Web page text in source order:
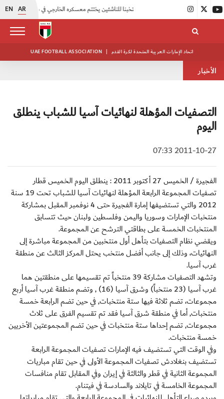
EN AR
اتحاد الكرة يُنظم ورشة عمل للمراقبين المعتمدين
UAE FOOTBALL ASSOCIATION | اتحاد الإمارات العربية المتحدة لكرة القدم
الأخبار
التصفيات المؤهلة لنهائيات آسيا للشباب ينطلق
اليوم
2011-10-27 07:33
الفجيرة / الخميس 27 أكتوبر 2011 : ينطلق اليوم الخميس قطار
تصفيات المجموعة الرابعة المؤهلة لنهائيات آسيا للشباب تحت 19 سنة
2012 والتي تستضيفها إمارة الفجيرة حتى 4 نوفمبر المقبل بمشاركة
منتخبات الإمارات وسوريا واليمن وفلسطين ولبنان حيث تتسابق
المنتخبات الخمسة على بطاقتي الترشح عن المجموعة.
ويقضي نظام التصفيات بتأهل أول منتخبين من المجموعة مباشرة إلى
النهائيات، وذلك إلى جانب أفضل منتخب يحتل المركز الثالث عن منطقة
غرب آسيا.
وتشهد التصفيات مشاركة 39 منتخباً تم تقسيمها على منطقتين هما
غرب آسيا (23 منتخباً) وشرق آسيا (16) , وتضم منطقة غرب آسيا أربع
مجموعات، تضم ثلاثة فيها ستة منتخبات, في حين تضم الرابعة خمسة
منتخبات, أما في منطقة شرق آسيا فقد تم تقسيم الفرق على ثلاث
مجموعات, تضم إحداها ستة منتخبات في حين تضم المجموعتين الأخريين
خمسة منتخبات.
وفي الوقت التي تستضيف فيه الإمارات تصفيات المجموعة الرابعة
تستضيف بنغلادش تصفيات المجموعة الأولى في حين تقام مباريات
المجموعة الثانية في قطر والثالثة في إيران وفي المقابل تقام منافسات
المجموعة الخامسة في تايلاند والسادسة في فيتنام.